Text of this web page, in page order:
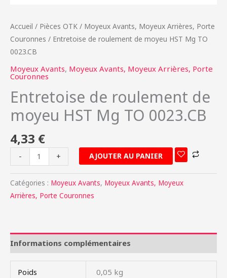
Accueil / Pièces OTK / Moyeux Avants, Moyeux Arrières, Porte
Couronnes / Entretoise de roulement de moyeu HST Mg TO
0023.CB
Moyeux Avants, Moyeux Avants, Moyeux Arrières, Porte
Couronnes
Entretoise de roulement de
moyeu HST Mg TO 0023.CB
4,33 €
- + AJOUTER AU PANIER
Catégories : Moyeux Avants, Moyeux Avants, Moyeux
Arrières, Porte Couronnes
Informations complémentaires
Poids 0,05 kg